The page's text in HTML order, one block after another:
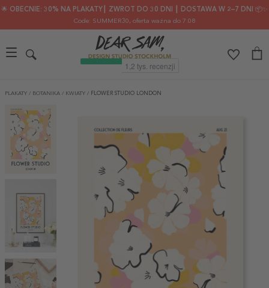
🌟 OBECNIE: 30% NA PLAKATY┃ ZWROT DO 30 DNI ┃ DOSTAWA W 2–7 DNI 📦✨
Code: SUMMER30, oferta ważna do 7.08
PLAKATY / BOTANIKA / KWIATY / FLOWER STUDIO LONDON